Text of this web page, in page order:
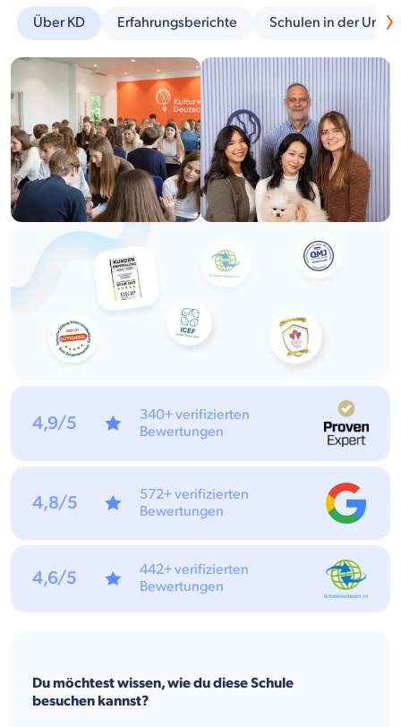
Über KD Erfahrungsberichte Schulen in der
Du möchtest wissen, wie du diese Schule
besuchen kannst?
4,9/5
340+ verifizierten
Bewertungen
4,8/5
572+ verifizierten
Bewertungen
4,6/5
442+ verifizierten
Bewertungen